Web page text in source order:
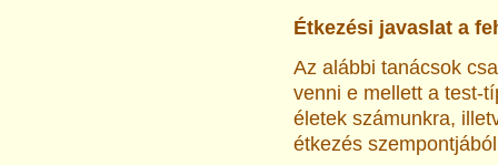
Étkezési javaslat a
Az alábbi tanácsok
venni e mellett a test-
életek számunkra,
étkezés